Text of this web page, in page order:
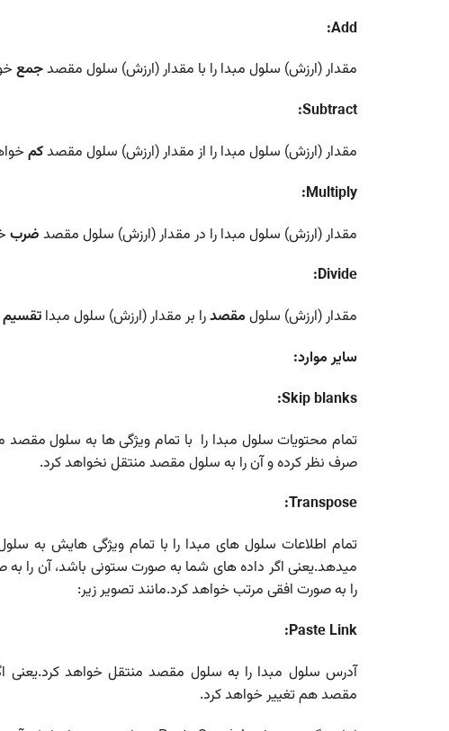
Add:
مقدار (ارزش) سلول مبدا را با مقدار (ارزش) سلول مقصدجمع
Subtract:
مقدار (ارزش) سلول مبدا را از مقدار (ارزش) سلول مقصدکم
Multiply:
مقدار (ارزش) سلول مبدا را در مقدار (ارزش) سلول مقصد ضرب
Divide:
مقدار (ارزش) سلول مقصدرا بر مقدار (ارزش) سلول مبدا تقسیم
سایر موارد:
Skip blanks:
تمام محتویات سلول مبدا را با تمام ویژگی ها به سلول مقصد
صرف نظر کرده و آن را به سلول مقصد منتقل نخواهد کرد.
Transpose:
تمام اطلاعات سلول های مبدا را با تمام ویژگی هایش به
میدهد.یعنی اگر داده های شما به صورت ستونی باشد، آن را
را به صورت افقی مرتب خواهد کرد.مانند تصویر زیر:
Paste Link:
آدرس سلول مبدا را به سلول مقصد منتقل خواهد کرد.یعنی
مقصد هم تغییر خواهد کرد.